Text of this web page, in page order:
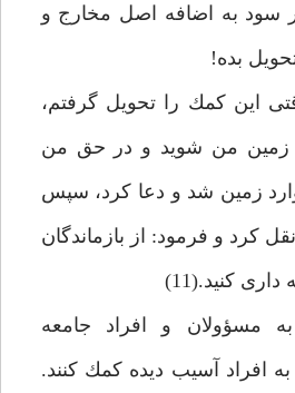
سود به اضافه اصل مخارج و
بده!
اين كمك را تحويل گرفتم،
زمين من شويد و در حق من
زمين شد و دعا كرد، سپس
كرد و فرمود: از بازماندگان
كنيد.(11)
مسؤولان و افراد جامعه
افراد آسيب ديده كمك كنند.